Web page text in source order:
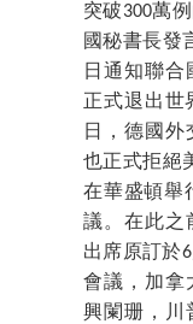
突破300萬
國秘書長發
日通知聯合
正式退出世
日，德國外
也正式拒絕
在華盛頓舉
議。在此之
出席原訂於
會議，加拿
興闌珊，川